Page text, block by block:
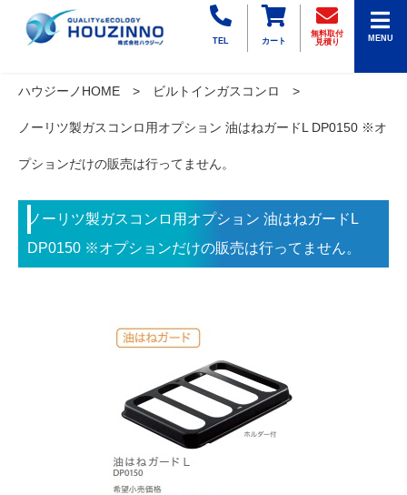
TEL カート
無料取付
見積り
MENU
ハウジーノHOME ビルトインガスコンロ
ノーリツ製ガスコンロ用オプション 油はねガードL DP0150 ※オ
プションだけの販売は行ってません。
ノーリツ製ガスコンロ用オプション 油はねガードL
DP0150 ※オプションだけの販売は行ってません。